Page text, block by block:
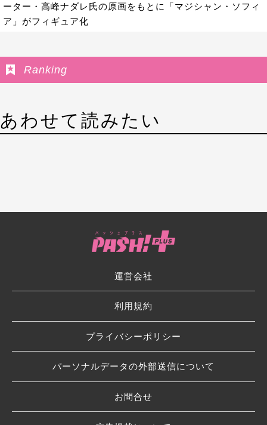
ーター・高峰ナダレ氏の原画をもとに「マジシャン・ソフィ
ア」がフィギュア化
Ranking
あわせて読みたい
運営会社
利用規約
プライバシーポリシー
パーソナルデータの外部送信について
お問合せ